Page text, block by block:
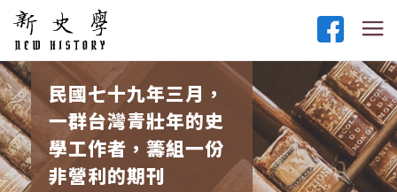
民國七十九年三月，
一群台灣青壯年的史
學工作者，籌組一份
非營利的期刊